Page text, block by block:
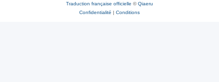
Traduction française officielle ©Qiaeru
Confidentialité | Conditions